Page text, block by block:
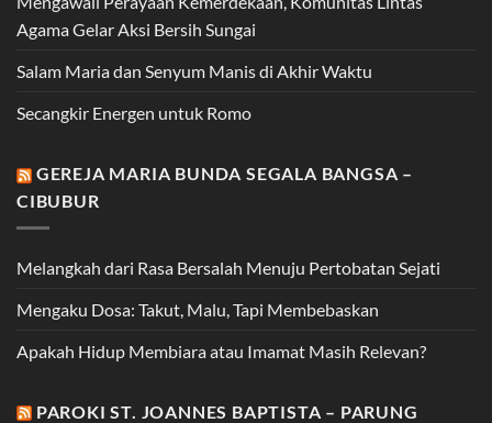
Agama Gelar Aksi Bersih Sungai
Salam Maria dan Senyum Manis di Akhir Waktu
Secangkir Energen untuk Romo
GEREJA MARIA BUNDA SEGALA BANGSA –
CIBUBUR
Melangkah dari Rasa Bersalah Menuju Pertobatan Sejati
Mengaku Dosa: Takut, Malu, Tapi Membebaskan
Apakah Hidup Membiara atau Imamat Masih Relevan?
PAROKI ST. JOANNES BAPTISTA – PARUNG